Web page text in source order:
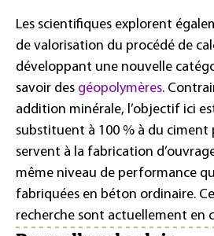
Les scientifiques explorent
de valorisation du procédé de
développant une nouvelle
savoir des géopolymères.
addition minérale, l’objectif ici
substituent à 100 % à du ciment
servent à la fabrication
même niveau de performance
fabriquées en béton ordinaire.
recherche sont actuellement en